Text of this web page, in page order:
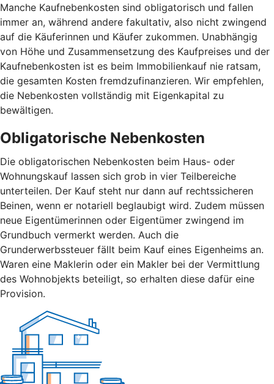
Manche Kaufnebenkosten sind obligatorisch und fallen
immer an, während andere fakultativ, also nicht zwingend
auf die Käuferinnen und Käufer zukommen. Unabhängig
von Höhe und Zusammensetzung des Kaufpreises und der
Kaufnebenkosten ist es beim Immobilienkauf nie ratsam,
die gesamten Kosten fremdzufinanzieren. Wir empfehlen,
die Nebenkosten vollständig mit Eigenkapital zu
bewältigen.
Obligatorische Nebenkosten
Die obligatorischen Nebenkosten beim Haus- oder
Wohnungskauf lassen sich grob in vier Teilbereiche
unterteilen. Der Kauf steht nur dann auf rechtssicheren
Beinen, wenn er notariell beglaubigt wird. Zudem müssen
neue Eigentümerinnen oder Eigentümer zwingend im
Grundbuch vermerkt werden. Auch die
Grunderwerbssteuer fällt beim Kauf eines Eigenheims an.
Waren eine Maklerin oder ein Makler bei der Vermittlung
des Wohnobjekts beteiligt, so erhalten diese dafür eine
Provision.